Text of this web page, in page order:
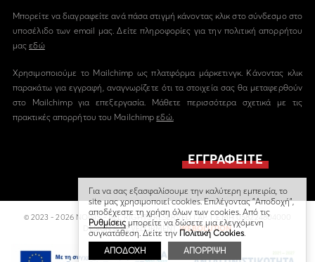
Μπορείτε να διαγραφείτε ανά πάσα στιγμή κάνοντας κλικ στο σύνδεσμο στο
υποσέλιδο των email μας. Δείτε πληροφορίες για την πολιτική απορρήτου
μαςεδώ
Χρησιμοποιούμε το Mailchimp ως πλατφόρμα μάρκετινγκ. Κάνοντας κλικ
παρακάτω για εγγραφή, αναγνωρίζετε ότι τα στοιχεία σας θα μεταφερθούν
στο Mailchimp για επεξεργασία. Μάθετε περισσότερα σχετικά με τις
πρακτικές απορρήτου του Mailchimpεδώ.
© 2023 - 2026 NOISIS - ALL RIGHTS RESERVED | ΑΡ. Γ.Ε.ΜΗ 058224804000
DESIGN & DEVELOPMENTWEBOLUTION
Για να σας εξασφαλίσουμε την καλύτερη εμπειρία, το
site μας χρησιμοποιεί cookies. Επιλέγοντας "Αποδοχή",
αποδέχεστε τη χρήση όλων των cookies. Από τις
Ρυθμίσεις μπορείτε να δώσετε μια ελεγχόμενη
συγκατάθεση. Δείτε την Πολιτική Cookies.
ΑΠΟΔΟΧΗ
ΑΠΟΡΡΙΨΗ